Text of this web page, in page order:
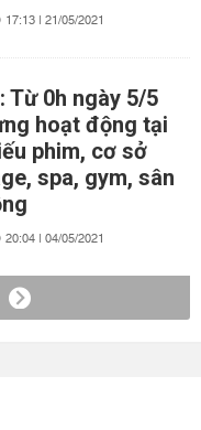
17:13 | 21/05/2021
Từ 0h ngày 5/5
hoạt động tại
phim, cơ sở
spa, gym, sân
20:04 | 04/05/2021